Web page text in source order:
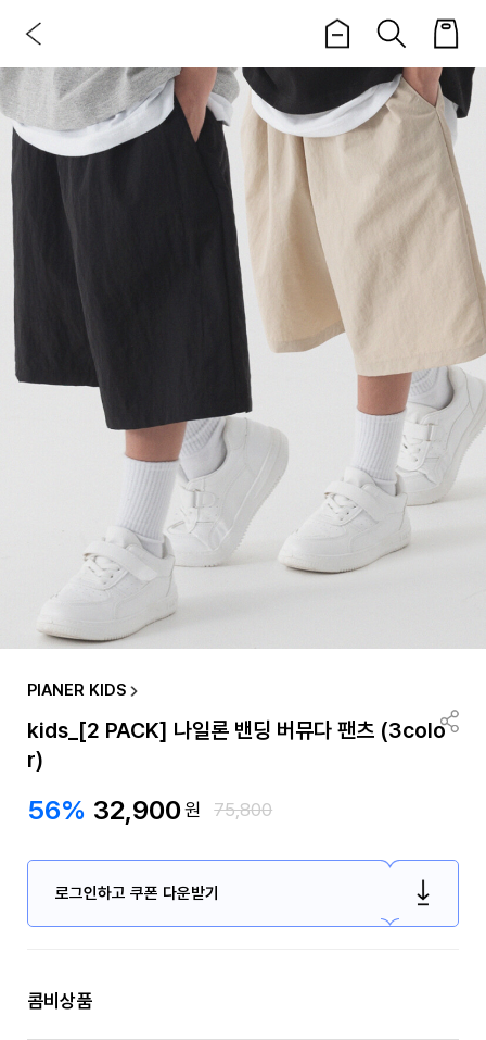
PIANER KIDS
kids_[2 PACK] 나일론 밴딩 버뮤다 팬츠 (3colo
r)
56% 32,900원 75,800
로그인하고 쿠폰 다운받기
콤비상품